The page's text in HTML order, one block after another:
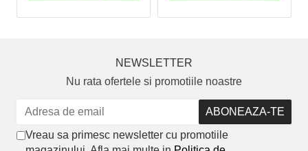
NEWSLETTER
Nu rata ofertele si promotiile noastre
Vreau sa primesc newsletter cu promotiile